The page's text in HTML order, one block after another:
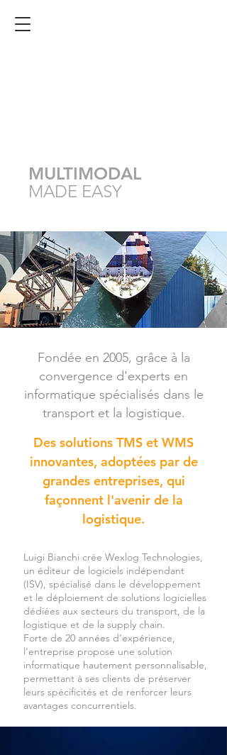
MULTIMODAL
MADE EASY
Fondée en 2005, grâce à la
convergence d'experts en
informatique spécialisés dans le
transport et la logistique.
Des solutions TMS et WMS
innovantes, adoptées par de
grandes entreprises, qui
façonnent l'avenir de la
logistique.
Luigi Bianchi crée Wexlog Technologies,
un éditeur de logiciels indépendant
(ISV), spécialisé dans le développement
et le déploiement de solutions logicielles
dédiées aux secteurs du transport, de la
logistique et de la supply chain.
Forte de 20 années d’expérience,
l’entreprise propose une solution
informatique hautement personnalisable,
permettant à ses clients de préserver
leurs spécificités et de renforcer leurs
avantages concurrentiels.